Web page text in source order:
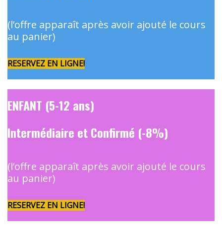
(l’offre apparaît après avoir ajouté le cours
au panier)
RESERVEZ EN LIGNE!
ENFANT (5-12 ans)
Intermédiaire et Confirmé (-8%)
(l’offre apparaît après avoir ajouté le cours
au panier)
RESERVEZ EN LIGNE!